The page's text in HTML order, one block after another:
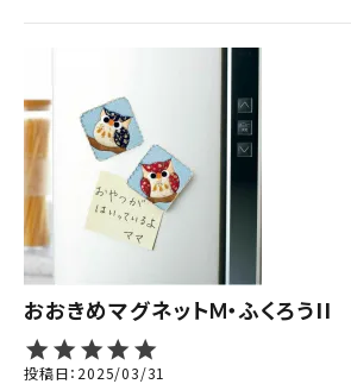
おおきめマグネットＭ・ふくろうII
投稿日 2025/03/31